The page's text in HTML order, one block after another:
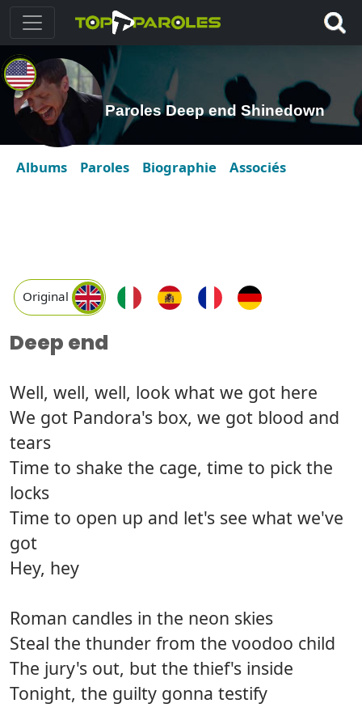
Paroles Deep end Shinedown
Albums Paroles Biographie Associés
Original
Deep end
Well, well, well, look what we got here
We got Pandora's box, we got blood and
tears
Time to shake the cage, time to pick the
locks
Time to open up and let's see what we've
got
Hey, hey
Roman candles in the neon skies
Steal the thunder from the voodoo child
The jury's out, but the thief's inside
Tonight, the guilty gonna testify